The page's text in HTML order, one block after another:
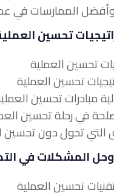
تحسين
وحل المشكلات في